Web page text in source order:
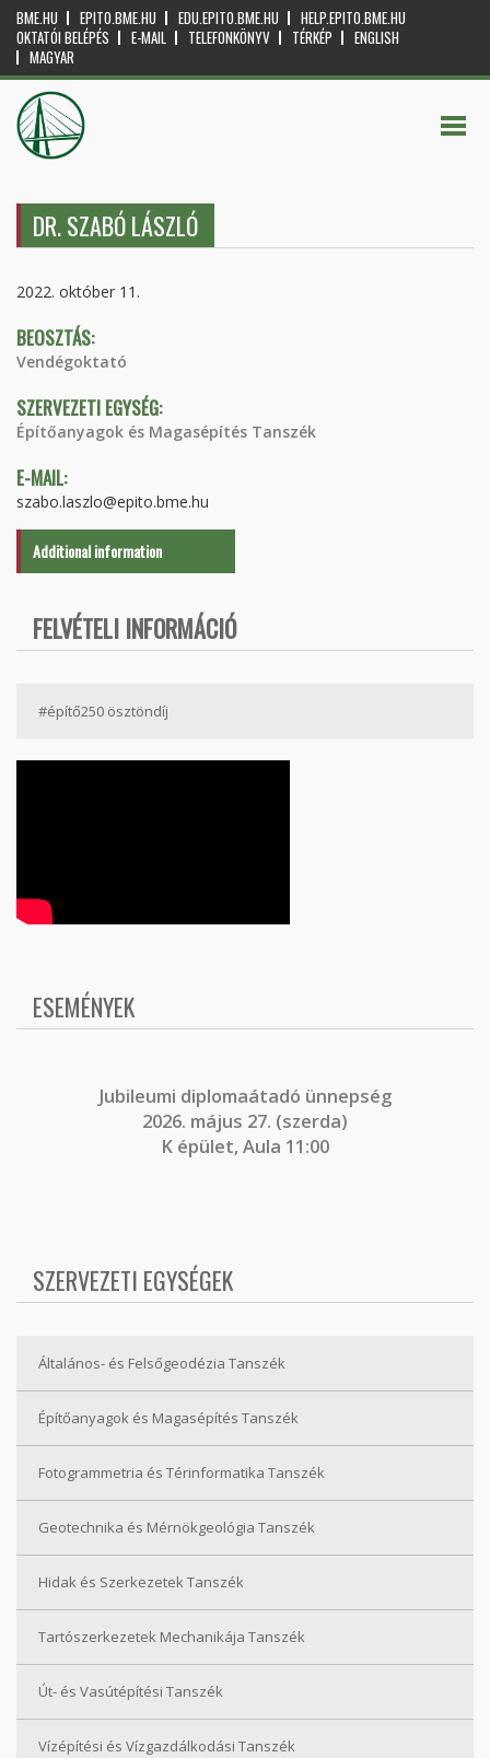
BME.HU EPITO.BME.HU EDU.EPITO.BME.HU
HELP.EPITO.BME.HU
OKTATÓI BELÉPÉS
E-MAIL TELEFONKÖNYV TÉRKÉP
ENGLISH
MAGYAR
DR. SZABÓ LÁSZLÓ
2022. október 11.
BEOSZTÁS:
Vendégoktató
SZERVEZETI EGYSÉG:
Építőanyagok és Magasépítés Tanszék
E-MAIL:
szabo.laszlo@epito.bme.hu
Additional information
FELVÉTELI INFORMÁCIÓ
#építő250 ösztöndíj
ESEMÉNYEK
Jubileumi diplomaátadó ünnepség
2026. május 27. (szerda)
K épület, Aula 11:00
SZERVEZETI EGYSÉGEK
Általános- és Felsőgeodézia Tanszék
Építőanyagok és Magasépítés Tanszék
Fotogrammetria és Térinformatika Tanszék
Geotechnika és Mérnökgeológia Tanszék
Hidak és Szerkezetek Tanszék
Tartószerkezetek Mechanikája Tanszék
Út- és Vasútépítési Tanszék
Vízépítési és Vízgazdálkodási Tanszék